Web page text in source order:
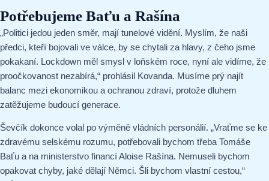
Potřebujeme Baťu a Rašína
„Politici jedou jeden směr, mají tunelové vidění. Myslím, že naši
předci, kteří bojovali ve válce, by se chytali za hlavy, z čeho jsme
pokakaní. Lockdown měl smysl v loňském roce, nyní ale vidíme, že
proočkovanost nezabírá,“ prohlásil Kovanda. Musíme prý najít
balanc mezi ekonomikou a ochranou zdraví, protože dluhem
zatěžujeme budoucí generace.
Ševčík dokonce volal po výměně vládních personálií. „Vraťme se ke
zdravému selskému rozumu, potřebovali bychom třeba Tomáše
Baťu a na ministerstvo financí Aloise Rašína. Nemuseli bychom
opakovat chyby, jaké dělají Němci. Šli bychom vlastní cestou,“